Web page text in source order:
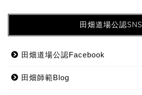
田畑道場公認SNS
田畑道場公認Facebook
田畑師範Blog